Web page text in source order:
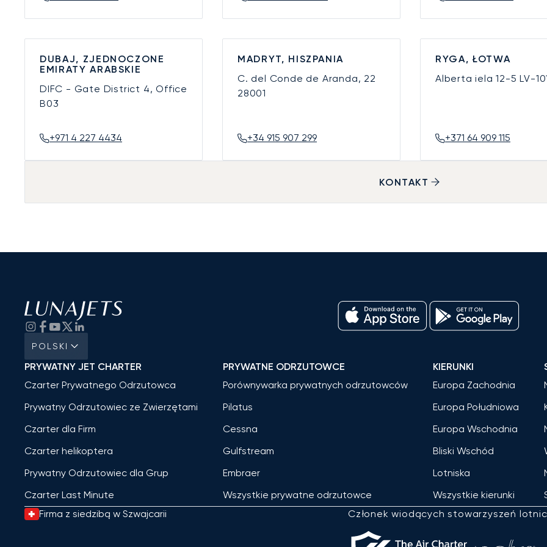
DUBAJ, ZJEDNOCZONE
EMIRATY ARABSKIE
DIFC - Gate District 4, Office
B03
+971 4 227 4434
MADRYT, HISZPANIA
C. del Conde de Aranda, 22
28001
+34 915 907 299
RYGA, ŁOTWA
Alberta iela 12-5LV-
+371 64 909 115
KONTAKT
POLSKI
PRYWATNY JET CHARTER
Czarter Prywatnego Odrzutowca
Prywatny Odrzutowiec ze Zwierzętami
Czarter dla Firm
Czarter helikoptera
Prywatny Odrzutowiec dla Grup
Czarter Last Minute
PRYWATNE ODRZUTOWCE
Porównywarka prywatnych odrzutowców
Pilatus
Cessna
Gulfstream
Embraer
Wszystkie prywatne odrzutowce
KIERUNKI
Europa Zachodnia
Europa Południowa
Europa Wschodnia
Bliski Wschód
Lotniska
Wszystkie kierunki
Firma z siedzibą w Szwajcarii
Członek wiodących stowarzyszeń